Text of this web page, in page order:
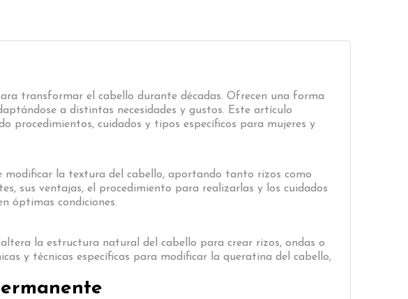
transformar el cabello durante décadas. Ofrecen una forma
a distintas necesidades y gustos. Este artículo
procedimientos, cuidados y tipos específicos para mujeres y
modificar la textura del cabello, aportando tanto rizos como
sus ventajas, el procedimiento para realizarlas y los cuidados
óptimas condiciones.
la estructura natural del cabello para crear rizos, ondas o
y técnicas específicas para modificar la queratina del cabello,